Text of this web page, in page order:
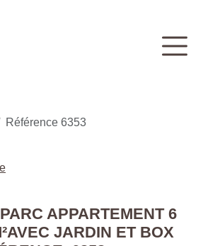
Référence 6353
APPARTEMENT 6
JARDIN ET BOX